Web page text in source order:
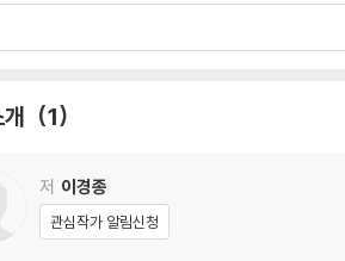
의 정의
타버스: 사람을 향하는 디지털 유니버스
통제하는 세상: 메타버스
진짜인지 헷갈리지 말자
업의 현장 그리고 메타버스
1
저 이경종
관심작가 알림신청